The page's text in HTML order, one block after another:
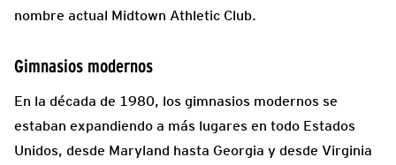
nombre actual Midtown Athletic Club.
Gimnasios modernos
En la década de 1980, los gimnasios modernos se
estaban expandiendo a más lugares en todo Estados
Unidos, desde Maryland hasta Georgia y desde Virginia